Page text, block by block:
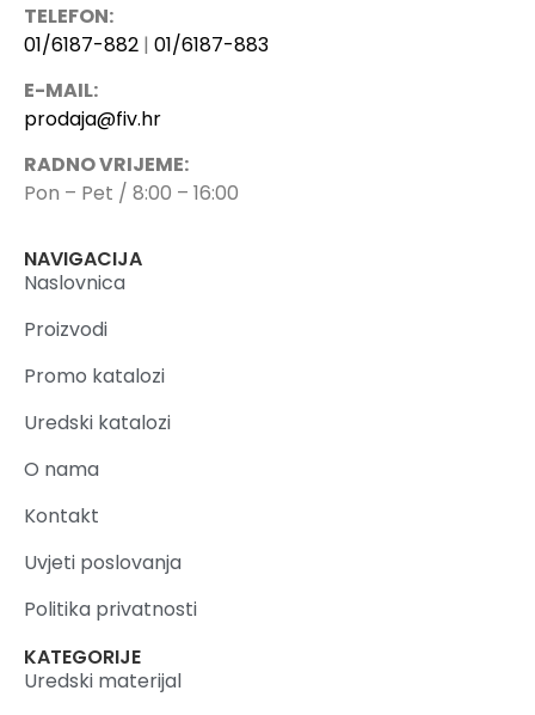
TELEFON:
01/6187-882 | 01/6187-883
E-MAIL:
prodaja@fiv.hr
RADNO VRIJEME:
Pon – Pet / 8:00 – 16:00
NAVIGACIJA
Naslovnica
Proizvodi
Promo katalozi
Uredski katalozi
O nama
Kontakt
Uvjeti poslovanja
Politika privatnosti
KATEGORIJE
Uredski materijal